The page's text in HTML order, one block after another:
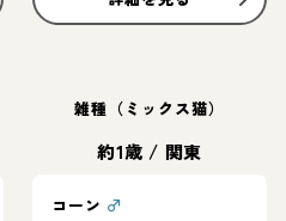
雑種（ミックス猫）
約1歳 / 関東
コーン ♂